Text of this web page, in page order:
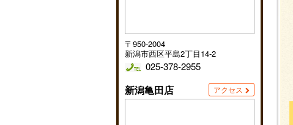
〒950-2004
新潟市西区平島2丁目14-2
025-378-2955
新潟亀田店 アクセス